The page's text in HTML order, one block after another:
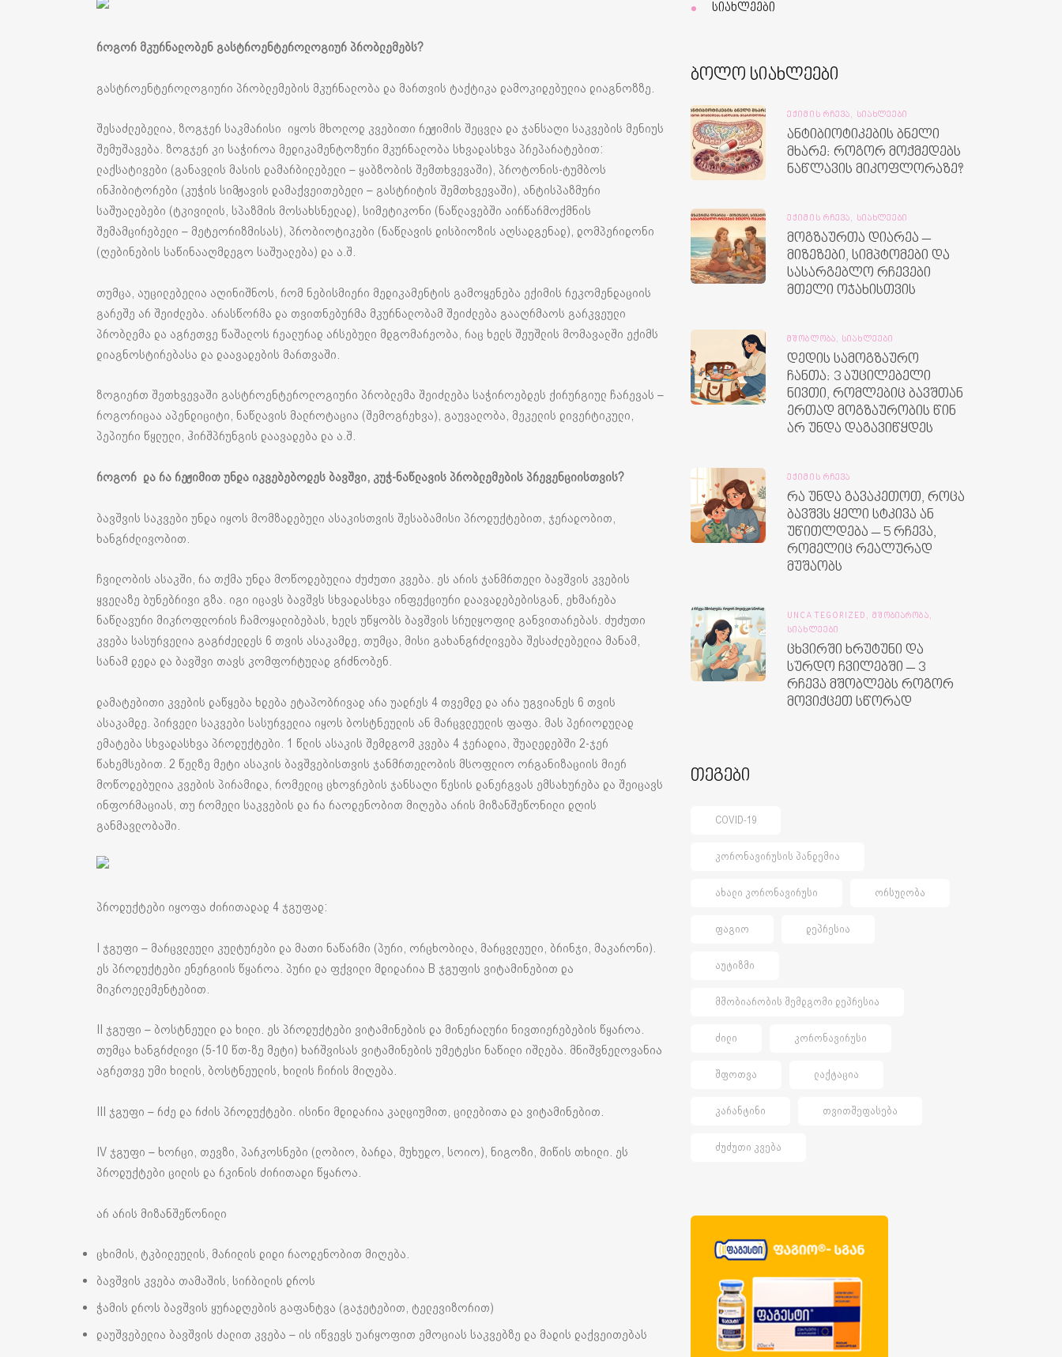
როგორ მკურნალობენ გასტროენტეროლოგიურ პრობლემებს?
გასტროენტეროლოგიური პრობლემების მკურნალობა და მართვის ტაქტიკა დამოკიდებულია დიაგნოზზე.
შესაძლებელია, ზოგჯერ საკმარისი იყოს მხოლოდ კვებითი რეჟიმის შეცვლა და ჯანსაღი საკვების მენიუს
შემუშავება. ზოგჯერ კი საჭიროა მედიკამენტოზური მკურნალობა სხვადასხვა პრეპარატებით:
ლაქსატივები (განავლის მასის დამარბილებელი – ყაბზობის შემთხვევაში), პროტონის-ტუმბოს
ინჰიბიტორები (კუჭის სიმჟავის დამაქვეითებელი – გასტრიტის შემთხვევაში), ანტისპაზმური
საშუალებები (ტკივილის, სპაზმის მოსახსნელად), სიმეტიკონი (ნაწლავებში აირწარმოქმნის
შემამცირებელი – მეტეორიზმისას), პრობიოტიკები (ნაწლავის დისბიოზის აღსადგენად), დომპერიდონი
(ღებინების საწინააღმდეგო საშუალება) და ა.შ.
თუმცა, აუცილებელია აღინიშნოს, რომ ნებისმიერი მედიკამენტის გამოყენება ექიმის რეკომენდაციის
გარეშე არ შეიძლება. არასწორმა და თვითნებურმა მკურნალობამ შეიძლება გააღრმაოს გარკვეული
პრობლემა და აგრეთვე წაშალოს რეალურად არსებული მდგომარეობა, რაც ხელს შეუშლის მომავალში ექიმს
დიაგნოსტირებასა და დაავადების მართვაში.
ზოგიერთ შეთხვევაში გასტროენტეროლოგიური პრობლემა შეიძლება საჭიროებდეს ქირურგიულ ჩარევას –
როგორიცაა აპენდიციტი, ნაწლავის მალროტაცია (შემოგრეხვა), გაუვალობა, მეკელის დივერტიკული,
პეპიური წყლული, ჰირშპრუნგის დაავადება და ა.შ.
როგორ და რა რეჟიმით უნდა იკვებებოდეს ბავშვი, კუჭ-ნაწლავის პრობლემების პრევენციისთვის?
ბავშვის საკვები უნდა იყოს მომზადებული ასაკისთვის შესაბამისი პროდუქტებით, ჯერადობით,
ხანგრძლივობით.
ჩვილობის ასაკში, რა თქმა უნდა მოწოდებულია ძუძუთი კვება. ეს არის ჯანმრთელი ბავშვის კვების
ყველაზე ბუნებრივი გზა. იგი იცავს ბავშვს სხვადასხვა ინფექციური დაავადებებისგან, ეხმარება
ნაწლავური მიკროფლორის ჩამოყალიბებას, ხელს უწყობს ბავშვის სრულყოფილ განვითარებას. ძუძუთი
კვება სასურველია გაგრძელდეს 6 თვის ასაკამდე, თუმცა, მისი გახანგრძლივება შესაძლებელია მანამ,
სანამ დედა და ბავშვი თავს კომფორტულად გრძნობენ.
დამატებითი კვების დაწყება ხდება ეტაპობრივად არა უადრეს 4 თვემდე და არა უგვიანეს 6 თვის
ასაკამდე. პირველი საკვები სასურველია იყოს ბოსტნეულის ან მარცვლეულის ფაფა. მას პერიოდულად
ემატება სხვადასხვა პროდუქტები. 1 წლის ასაკის შემდგომ კვება 4 ჯერადია, შუალედებში 2-ჯერ
წახემსებით. 2 წელზე მეტი ასაკის ბავშვებისთვის ჯანმრთელობის მსოფლიო ორგანიზაციის მიერ
მოწოდებულია კვების პირამიდა, რომელიც ცხოვრების ჯანსაღი წესის დანერგვას ემსახურება და შეიცავს
ინფორმაციას, თუ რომელი საკვების და რა რაოდენობით მიღება არის მიზანშეწონილი დღის
განმავლობაში.
პროდუქტები იყოფა ძირითადად 4 ჯგუფად:
I ჯგუფი – მარცვლეული კულტურები და მათი ნაწარმი (პური, ორცხობილა, მარცვლეული, ბრინჯი, მაკარონი).
ეს პროდუქტები ენერგიის წყაროა. პური და ფქვილი მდიდარია B ჯგუფის ვიტამინებით და
მიკროელემენტებით.
II ჯგუფი – ბოსტნეული და ხილი. ეს პროდუქტები ვიტამინების და მინერალური ნივთიერებების წყაროა.
თუმცა ხანგრძლივი (5-10 წთ-ზე მეტი) ხარშვისას ვიტამინების უმეტესი ნაწილი იშლება. მნიშვნელოვანია
აგრეთვე უმი ხილის, ბოსტნეულის, ხილის ჩირის მიღება.
III ჯგუფი – რძე და რძის პროდუქტები. ისინი მდიდარია კალციუმით, ცილებითა და ვიტამინებით.
IV ჯგუფი – ხორცი, თევზი, პარკოსნები (ლობიო, ბარდა, მუხუდო, სოიო), ნიგოზი, მიწის თხილი. ეს
პროდუქტები ცილის და რკინის ძირითადი წყაროა.
არ არის მიზანშეწონილი
ცხიმის, ტკბილეულის, მარილის დიდი რაოდენობით მიღება.
ბავშვის კვება თამაშის, სირბილის დროს
ჭამის დროს ბავშვის ყურადღების გაფანტვა (გაჯეტებით, ტელევიზორით)
დაუშვებელია ბავშვის ძალით კვება – ის იწვევს უარყოფით ემოციას საკვებზე და მადის დაქვეითებას
სიახლეები
ბოლო სიახლეები
ᲔᲥᲘᲛᲘᲡ ᲠᲩᲔᲕᲐ, ᲡᲘᲐᲮᲚᲔᲔᲑᲘ
ანტიბიოტიკების ბნელი
მხარე: როგორ მოქმედებს
ნაწლავის მიკოფლორაზე?
ᲔᲥᲘᲛᲘᲡ ᲠᲩᲔᲕᲐ, ᲡᲘᲐᲮᲚᲔᲔᲑᲘ
მოგზაურთა დიარეა –
მიზეზები, სიმპტომები და
სასარგებლო რჩევები
მთელი ოჯახისთვის
ᲛᲨᲝᲑᲚᲝᲑᲐ, ᲡᲘᲐᲮᲚᲔᲔᲑᲘ
დედის სამოგზაურო
ჩანთა: 3 აუცილებელი
ნივთი, რომლებიც ბავშთან
ერთად მოგზაურობის წინ
არ უნდა დაგავიწყდეს
ᲔᲥᲘᲛᲘᲡ ᲠᲩᲔᲕᲐ
რა უნდა გავაკეთოთ, როცა
ბავშვს ყელი სტკივა ან
უწითლდება – 5 რჩევა,
რომელიც რეალურად
მუშაობს
UNCATEGORIZED, ᲛᲨᲝᲑᲘᲐᲠᲝᲑᲐ,
ᲡᲘᲐᲮᲚᲔᲔᲑᲘ
ცხვირში ხრუტუნი და
სურდო ჩვილებში – 3
რჩევა მშობლებს როგორ
მოვიქცეთ სწორად
თეგები
COVID-19
ᲙᲝᲠᲝᲜᲐᲕᲘᲠᲣᲡᲘᲡ ᲞᲐᲜᲓᲔᲛᲘᲐ
ᲐᲮᲐᲚᲘ ᲙᲝᲠᲝᲜᲐᲕᲘᲠᲣᲡᲘ ᲝᲠᲡᲣᲚᲝᲑᲐ
ᲤᲐᲒᲘᲝ ᲓᲔᲞᲠᲔᲡᲘᲐ
ᲐᲣᲢᲘᲖᲛᲘ
ᲛᲨᲝᲑᲘᲐᲠᲝᲑᲘᲡ ᲨᲔᲛᲓᲒᲝᲛᲘ ᲓᲔᲞᲠᲔᲡᲘᲐ
ᲫᲘᲚᲘ ᲙᲝᲠᲝᲜᲐᲕᲘᲠᲣᲡᲘ
ᲨᲤᲝᲗᲕᲐ ᲚᲐᲥᲢᲐᲪᲘᲐ
ᲙᲐᲠᲐᲜᲢᲘᲜᲘ ᲗᲕᲘᲗᲨᲔᲤᲐᲡᲔᲑᲐ
ᲫᲣᲫᲣᲗᲘ ᲙᲕᲔᲑᲐ